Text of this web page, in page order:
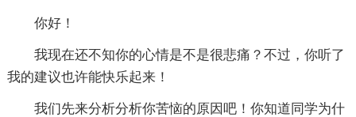
你好！
我现在还不知你的心情是不是很悲痛？不过，你听了
我的建议也许能快乐起来！
我们先来分析分析你苦恼的原因吧！你知道同学为什